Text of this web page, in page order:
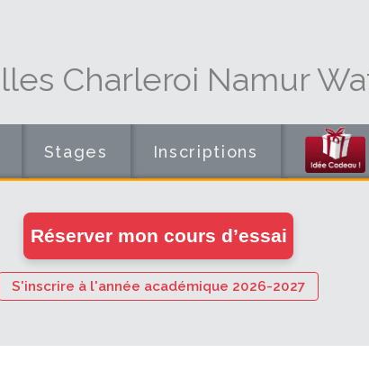
Charleroi Namur
Stages Inscriptions
Réserver mon cours d’essai
S'inscrire à l'année académique 2026-2027